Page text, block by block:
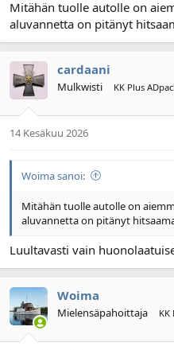
Mitähän tuolle autolle on
aluvannetta on pitänyt
cardaani
Mulkwisti KK Plus
14 Kesäkuu 2026
Woima sanoi:
Mitähän tuolle autolle on
aluvannetta on pitänyt
Luultavasti vain
Woima
Mielensäpahoittaja KK